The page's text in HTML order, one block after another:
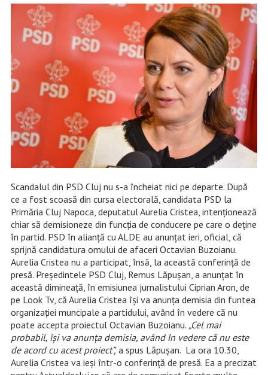
Scandalul din PSD Cluj nu s-a încheiat nici pe departe. După
ce a fost scoasă din cursa electorală, candidata PSD la
Primăria Cluj Napoca, deputatul Aurelia Cristea, intenționează
chiar să demisioneze din funcția de conducere pe care o deține
în partid. PSD în alianță cu ALDE au anunțat ieri, oficial, că
sprijnă candidatura omului de afaceri Octavian Buzoianu.
Aurelia Cristea nu a participat, însă, la această conferință de
presă. Președintele PSD Cluj, Remus Lăpușan, a anunțat în
această dimineață, în emisiunea jurnalistului Ciprian Aron, de
pe Look Tv, că Aurelia Cristea își va anunța demisia din funtea
organizației muncipale a partidului, având în vedere că nu
poate accepta proiectul Octavian Buzoianu. „Cel mai
probabil, își va anunța demisia, având în vedere că nu este
de acord cu acest proiect”,a spus Lăpușan. La ora 10.30,
Aurelia Cristea va ieși într-o conferință de presă. Ea a precizat